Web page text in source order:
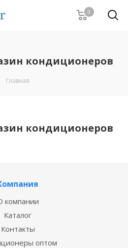
0
кондиционеров
Главная
кондиционеров
компании
Каталог
Контакты
оптом